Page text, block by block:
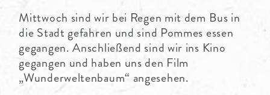
Mittwoch sind wir bei Regen mit dem Bus in
die Stadt gefahren und sind Pommes essen
gegangen. Anschließend sind wir ins Kino
gegangen und haben uns den Film
„Wunderweltenbaum“ angesehen.